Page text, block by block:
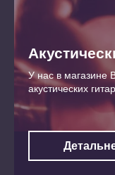
У нас в магазине
акустических